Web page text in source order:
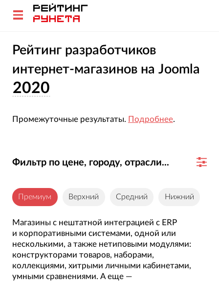
Рейтинг разработчиков
интернет-магазинов на Joomla
2020
Промежуточные результаты. Подробнее.
Фильтр по цене, городу, отрасли...
Премиум Верхний Средний Нижний
Магазины с нештатной интеграцией с ERP
и корпоративными системами, одной или
несколькими, а также нетиповыми модулями:
конструкторами товаров, наборами,
коллекциями, хитрыми личными кабинетами,
умными сравнениями. А еще —